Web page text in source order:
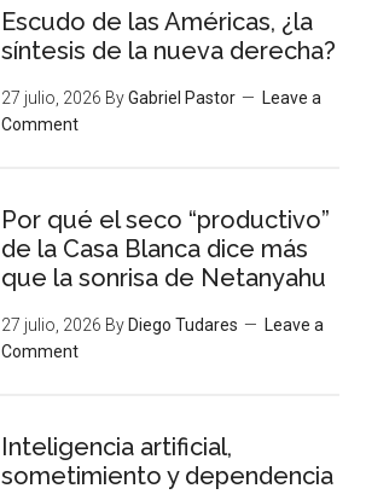
Escudo de las Américas, ¿la
síntesis de la nueva derecha?
27 julio, 2026 ByGabriel Pastor
Leave a
Comment
Por qué el seco “productivo”
de la Casa Blanca dice más
que la sonrisa de Netanyahu
27 julio, 2026 By Diego Tudares
Leave a
Comment
Inteligencia artificial,
sometimiento y dependencia